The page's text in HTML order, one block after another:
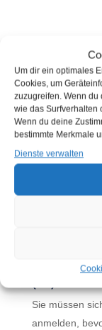
Um dir ein optimales
Cookies, um
zuzugreifen. Wenn du
wie das Surfverhalten
Wenn du deine
bestimmte Merkmale
Dienste verwalten
Sie müssen
anmelden,